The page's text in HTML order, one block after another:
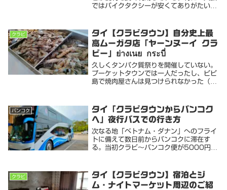
ではバイクタクシーが安くてありがたい。
数が少ないのか、なかなか捕まらないこと
が多い。そん...
クラビ
タイ【クラビタウン】自分史上最
高ムーガタ店「ヤーンヌーイ クラ
ビー」ย่างเนย กระบี่
久しくタンパク質祭りを開催していない。
プーケットタウンでは一人だったし、ピピ
島で焼肉屋さんは見つけられなかった（高
たい！と熱望。快諾をもらい、良さげなお
店を見つけて...
バンコク
タイ「クラビタウンからバンコク
へ」夜行バスでの行き方
次なる地「ベトナム・ダナン」へのフライ
トに備えて数日前からバンコクに滞在す
る。当初クラビ〜バンコク便が5000円位
が8000円程に値上がりしてしまった。時
間もあるこ...
クラビ
タイ【クラビタウン】宿泊とジ
ム・ナイトマーケット周辺のご紹